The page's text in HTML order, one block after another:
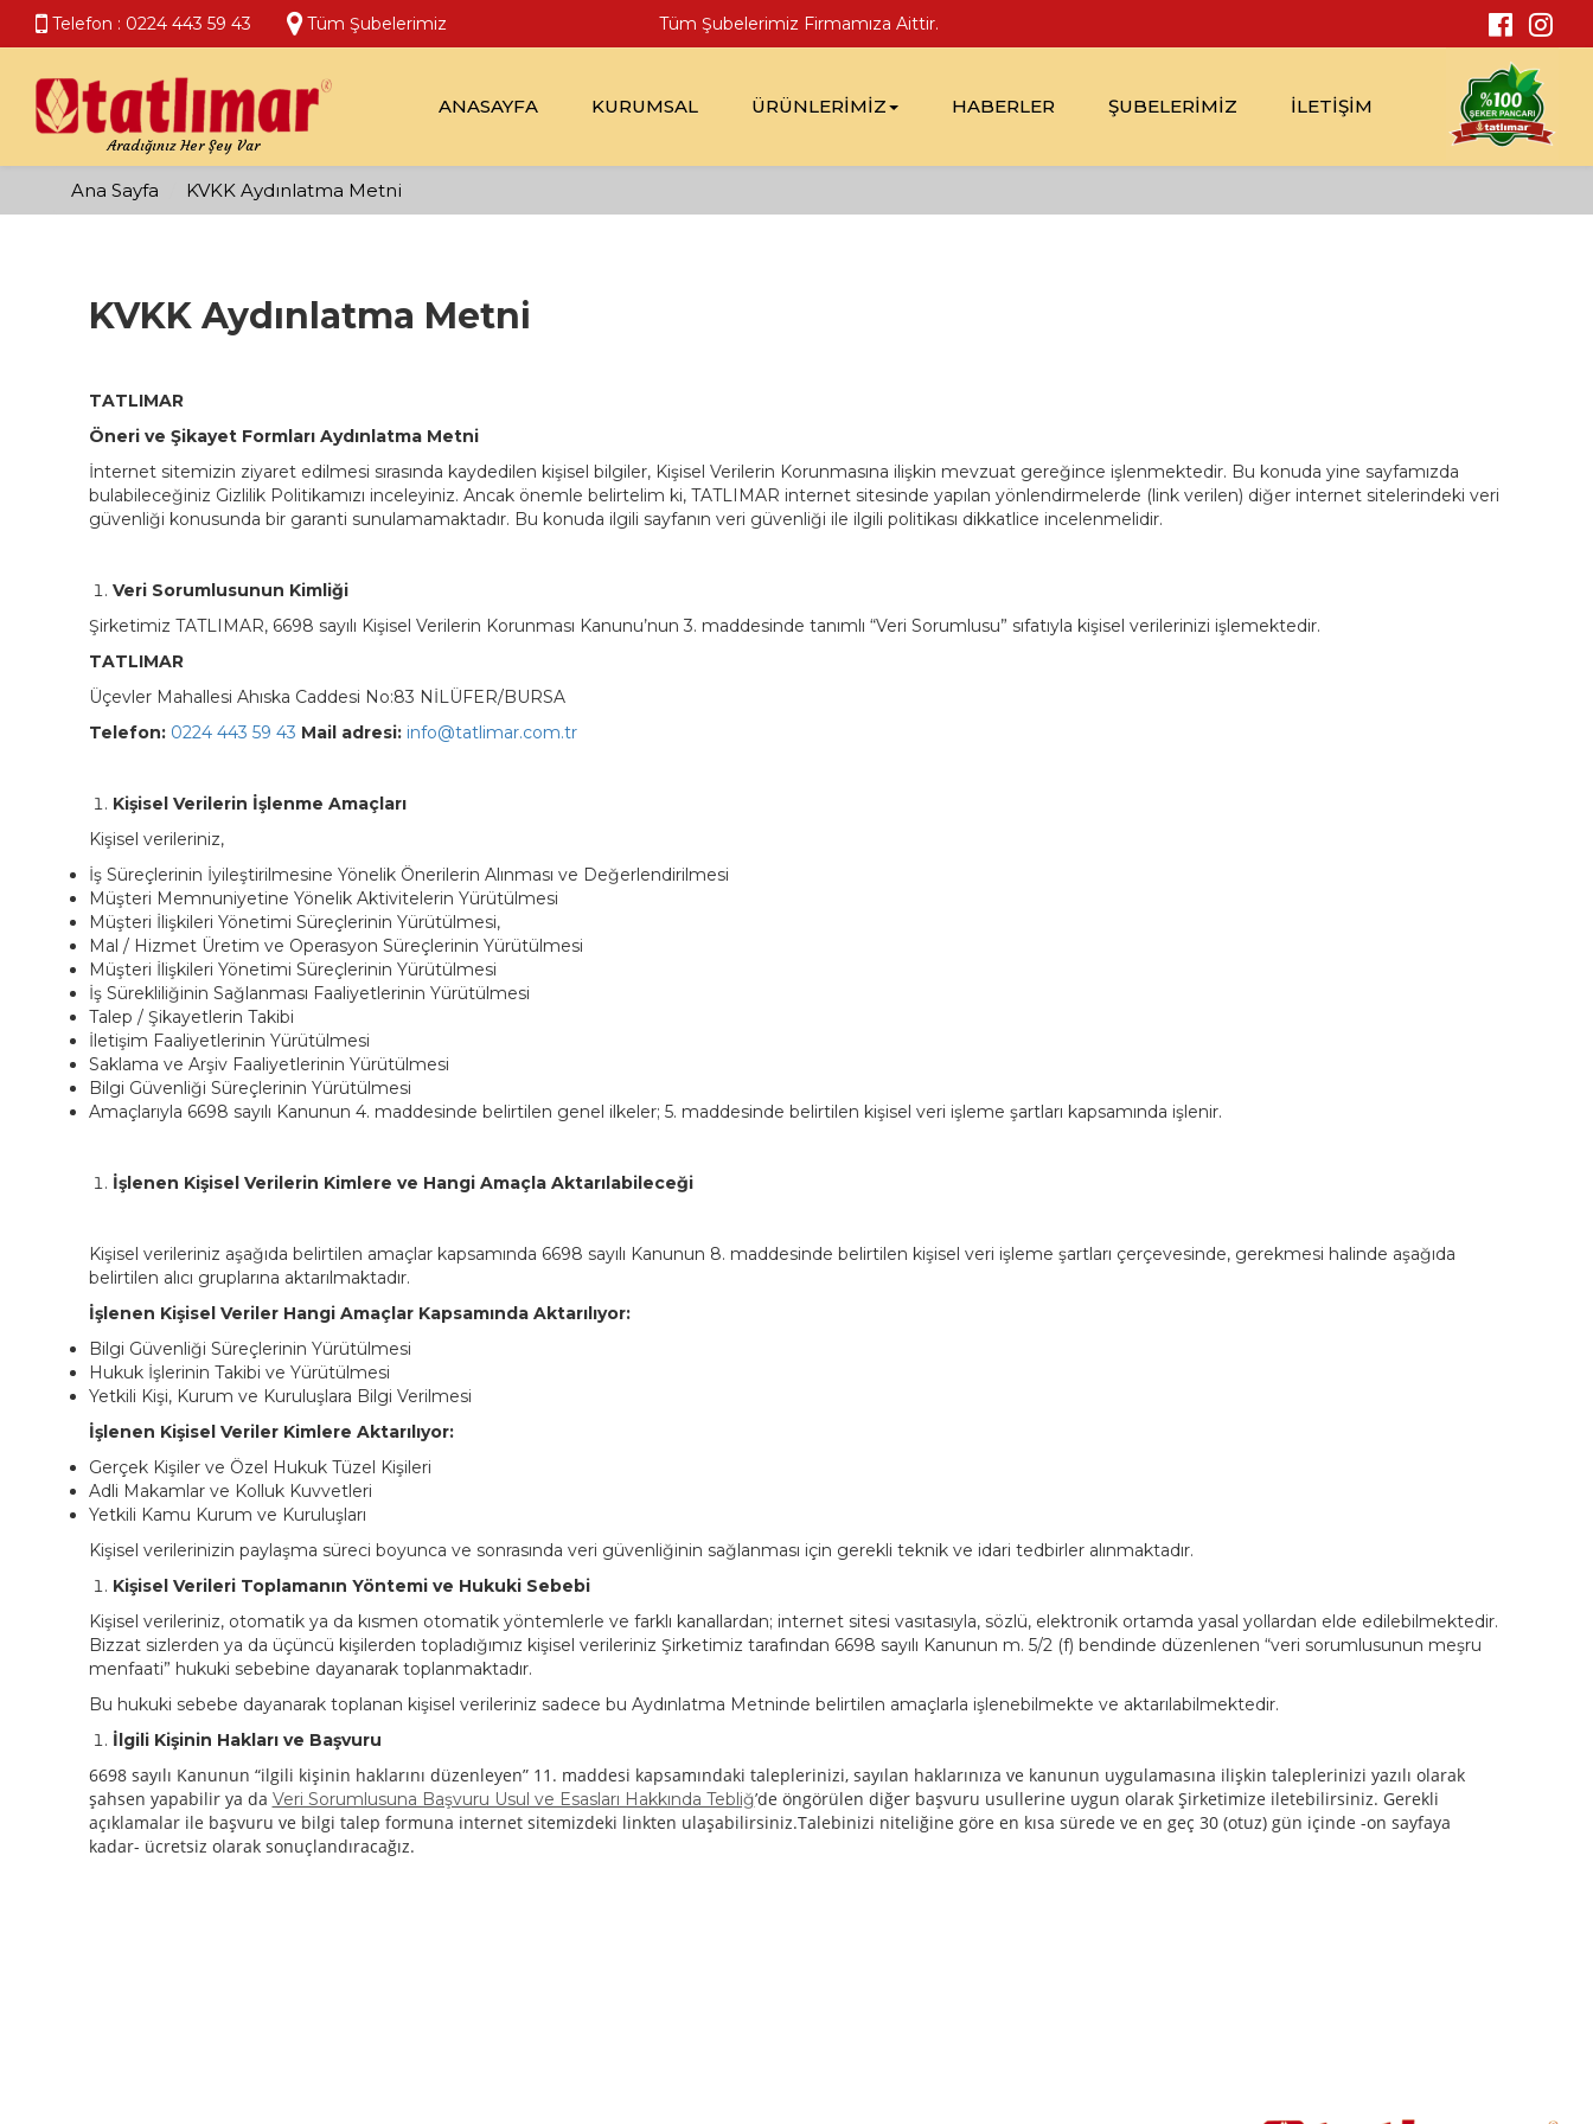
Telefon : 0224 443 59 43 Tüm Şubelerimiz Tüm Şubelerimiz Firmamıza Aittir.
Aradığınız Her Şey Var
ANASAYFA KURUMSAL ÜRÜNLERİMİZ HABERLER ŞUBELERİMİZ İLETİŞİM
Ana Sayfa KVKK Aydınlatma Metni
KVKK Aydınlatma Metni
TATLIMAR
Öneri ve Şikayet Formları Aydınlatma Metni
İnternet sitemizin ziyaret edilmesi sırasında kaydedilen kişisel bilgiler, Kişisel Verilerin Korunmasına ilişkin mevzuat gereğince işlenmektedir. Bu konuda yine sayfamızda
bulabileceğiniz Gizlilik Politikamızı inceleyiniz. Ancak önemle belirtelim ki, TATLIMAR internet sitesinde yapılan yönlendirmelerde (link verilen) diğer internet sitelerindeki veri
güvenliği konusunda bir garanti sunulamamaktadır. Bu konuda ilgili sayfanın veri güvenliği ile ilgili politikası dikkatlice incelenmelidir.
Veri Sorumlusunun Kimliği
Şirketimiz TATLIMAR, 6698 sayılı Kişisel Verilerin Korunması Kanunu’nun 3. maddesinde tanımlı “Veri Sorumlusu” sıfatıyla kişisel verilerinizi işlemektedir.
TATLIMAR
Üçevler Mahallesi Ahıska Caddesi No:83 NİLÜFER/BURSA
Telefon:0224 443 59 43 Mail adresi: info@tatlimar.com.tr
Kişisel Verilerin İşlenme Amaçları
Kişisel verileriniz,
İş Süreçlerinin İyileştirilmesine Yönelik Önerilerin Alınması ve Değerlendirilmesi
Müşteri Memnuniyetine Yönelik Aktivitelerin Yürütülmesi
Müşteri İlişkileri Yönetimi Süreçlerinin Yürütülmesi,
Mal / Hizmet Üretim ve Operasyon Süreçlerinin Yürütülmesi
Müşteri İlişkileri Yönetimi Süreçlerinin Yürütülmesi
İş Sürekliliğinin Sağlanması Faaliyetlerinin Yürütülmesi
Talep / Şikayetlerin Takibi
İletişim Faaliyetlerinin Yürütülmesi
Saklama ve Arşiv Faaliyetlerinin Yürütülmesi
Bilgi Güvenliği Süreçlerinin Yürütülmesi
Amaçlarıyla 6698 sayılı Kanunun 4. maddesinde belirtilen genel ilkeler; 5. maddesinde belirtilen kişisel veri işleme şartları kapsamında işlenir.
İşlenen Kişisel Verilerin Kimlere ve Hangi Amaçla Aktarılabileceği
Kişisel verileriniz aşağıda belirtilen amaçlar kapsamında 6698 sayılı Kanunun 8. maddesinde belirtilen kişisel veri işleme şartları çerçevesinde, gerekmesi halinde aşağıda
belirtilen alıcı gruplarına aktarılmaktadır.
İşlenen Kişisel Veriler Hangi Amaçlar Kapsamında Aktarılıyor:
Bilgi Güvenliği Süreçlerinin Yürütülmesi
Hukuk İşlerinin Takibi ve Yürütülmesi
Yetkili Kişi, Kurum ve Kuruluşlara Bilgi Verilmesi
İşlenen Kişisel Veriler Kimlere Aktarılıyor:
Gerçek Kişiler ve Özel Hukuk Tüzel Kişileri
Adli Makamlar ve Kolluk Kuvvetleri
Yetkili Kamu Kurum ve Kuruluşları
Kişisel verilerinizin paylaşma süreci boyunca ve sonrasında veri güvenliğinin sağlanması için gerekli teknik ve idari tedbirler alınmaktadır.
Kişisel Verileri Toplamanın Yöntemi ve Hukuki Sebebi
Kişisel verileriniz, otomatik ya da kısmen otomatik yöntemlerle ve farklı kanallardan; internet sitesi vasıtasıyla, sözlü, elektronik ortamda yasal yollardan elde edilebilmektedir.
Bizzat sizlerden ya da üçüncü kişilerden topladığımız kişisel verileriniz Şirketimiz tarafından 6698 sayılı Kanunun m. 5/2 (f) bendinde düzenlenen “veri sorumlusunun meşru
menfaati” hukuki sebebine dayanarak toplanmaktadır.
Bu hukuki sebebe dayanarak toplanan kişisel verileriniz sadece bu Aydınlatma Metninde belirtilen amaçlarla işlenebilmekte ve aktarılabilmektedir.
İlgili Kişinin Hakları ve Başvuru
6698 sayılı Kanunun “ilgili kişinin haklarını düzenleyen” 11. maddesi kapsamındaki taleplerinizi, sayılan haklarınıza ve kanunun uygulamasına ilişkin taleplerinizi yazılı olarak
şahsen yapabilir ya da Veri Sorumlusuna Başvuru Usul ve Esasları Hakkında Tebliğ’de öngörülen diğer başvuru usullerine uygun olarak Şirketimize iletebilirsiniz. Gerekli
açıklamalar ile başvuru ve bilgi talep formuna internet sitemizdeki linkten ulaşabilirsiniz.Talebinizi niteliğine göre en kısa sürede ve en geç 30 (otuz) gün içinde -on sayfaya
kadar- ücretsiz olarak sonuçlandıracağız.